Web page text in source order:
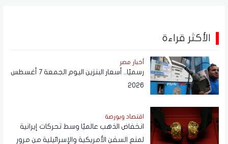
الأكثر قراءة
أخبار مصر
رسميًا.. أسعار البنزين اليوم الجمعة 7 أغسطس
2026
اقتصاد وبورصة
انخفاض الذهب عالميًا وسط تحركات إيرانية
لمنع السفن الأمريكية والإسرائيلية من مرور